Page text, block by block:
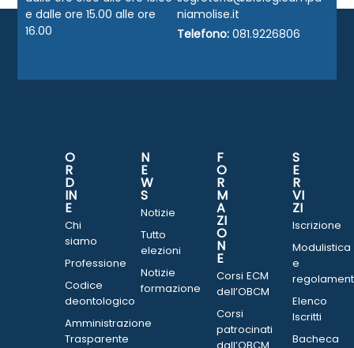
e dalle ore 15.00 alle ore
16.00
niamolise.it
Telefono: 081.9226806
O
R
D
IN
E
Chi
siamo
Professione
Codice
deontologico
Amministrazione
Trasparente
N
E
W
S
Notizie
Tutto
elezioni
Notizie
formazione
F
O
R
M
A
ZI
O
N
E
Corsi ECM
dell’OBCM
Corsi
patrocinati
S
E
R
VI
ZI
Iscrizione
Modulistica
e
Elenco
Iscritti
Bacheca